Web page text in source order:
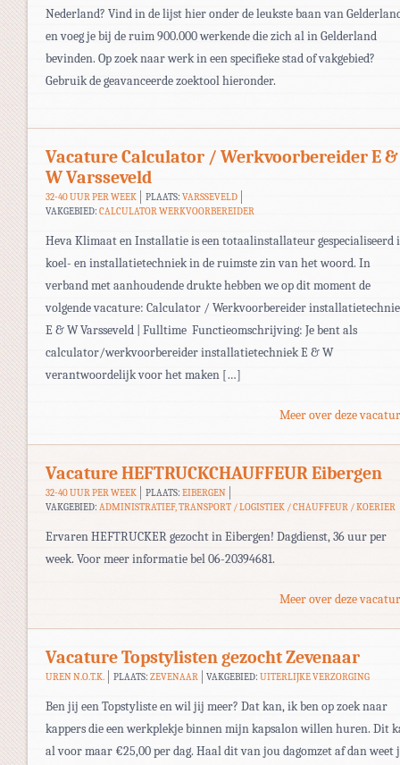
Nederland? Vind in de lijst hier onder de leukste baan van
en voeg je bij de ruim 900.000 werkende die zich al in Gelderland
bevinden. Op zoek naar werk in een specifieke stad of vakgebied?
Gebruik de geavanceerde zoektool hieronder.
Vacature Calculator / Werkvoorbereider E &
W Varsseveld
32-40 UUR PER WEEK PLAATS: VARSSEVELD
VAKGEBIED: CALCULATOR WERKVOORBEREIDER
Heva Klimaat en Installatie is een totaalinstallateur gespecialiseerd
koel- en installatietechniek in de ruimste zin van het woord. In
verband met aanhoudende drukte hebben we op dit moment de
volgende vacature: Calculator / Werkvoorbereider
E & W Varsseveld | Fulltime Functieomschrijving: Je bent als
calculator/werkvoorbereider installatietechniek E & W
verantwoordelijk voor het maken […]
Meer over deze
Vacature HEFTRUCKCHAUFFEUR Eibergen
32-40 UUR PER WEEK PLAATS: EIBERGEN
VAKGEBIED: ADMINISTRATIEF, TRANSPORT / LOGISTIEK / CHAUFFEUR / KOERIER
Ervaren HEFTRUCKER gezocht in Eibergen! Dagdienst, 36 uur per
week. Voor meer informatie bel 06-20394681.
Meer over deze
Vacature Topstylisten gezocht Zevenaar
UREN N.O.T.K. PLAATS: ZEVENAAR VAKGEBIED:UITERLIJKE VERZORGING
Ben jij een Topstyliste en wil jij meer? Dat kan, ik ben op zoek naar
kappers die een werkplekje binnen mijn kapsalon willen huren. Dit
al voor maar €25,00 per dag. Haal dit van jou dagomzet af dan weet